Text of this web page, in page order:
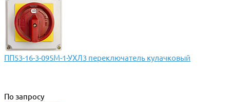
ПП53-16-3-095М-1-УХЛ3 переключатель кулачковый
По запросу